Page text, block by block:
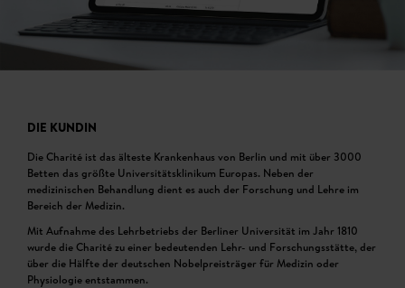
DIE KUNDIN
Die Charité ist das älteste Krankenhaus von Berlin und mit über 3000
Betten das größte Universitätsklinikum Europas. Neben der
medizinischen Behandlung dient es auch der Forschung und Lehre im
Bereich der Medizin.
Mit Aufnahme des Lehrbetriebs der Berliner Universität im Jahr 1810
wurde die Charité zu einer bedeutenden Lehr- und Forschungsstätte, der
über die Hälfte der deutschen Nobelpreisträger für Medizin oder
Physiologie entstammen.